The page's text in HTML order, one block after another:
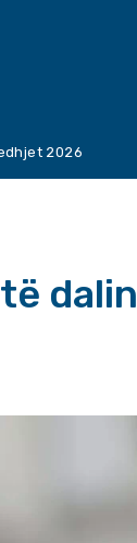
2026
dalin